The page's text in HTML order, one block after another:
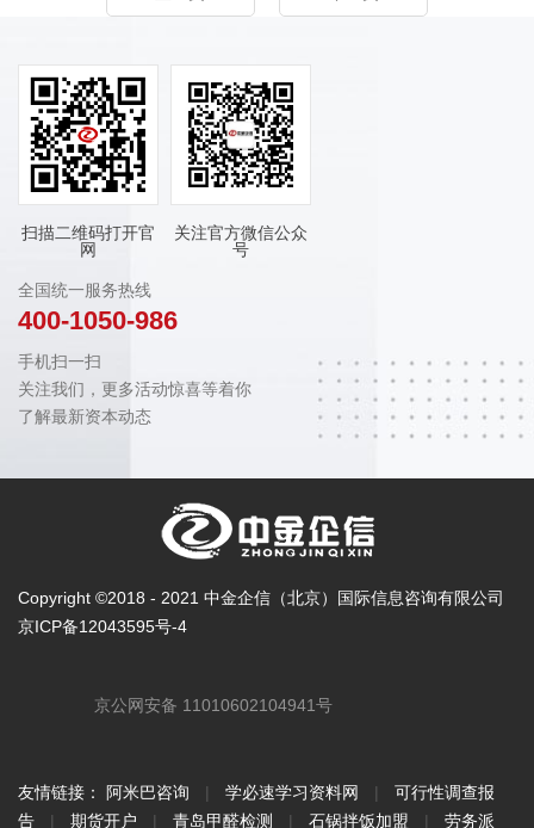
扫描二维码打开官
网
关注官方微信公众
号
全国统一服务热线
400-1050-986
手机扫一扫
关注我们，更多活动惊喜等着你
了解最新资本动态
Copyright ©2018 - 2021 中金企信（北京）国际信息咨询有限公司
京ICP备12043595号-4
京公网安备 11010602104941号
友情链接： 阿米巴咨询 | 学必速学习资料网 |
可行性调查报
告
| 期货开户 | 青岛甲醛检测 | 石锅拌饭加盟 | 劳务派